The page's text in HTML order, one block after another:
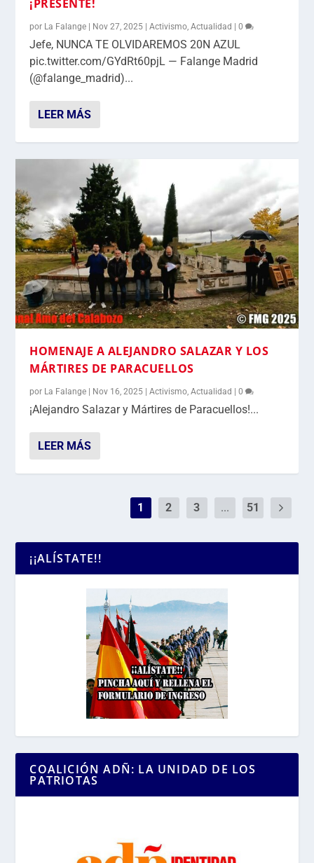
¡PRESENTE!
por La Falange Nov 27, 2025 |Activismo,Actualidad |0
Jefe, NUNCA TE OLVIDAREMOS 20N AZUL
pic.twitter.com/GYdRt60pjL — Falange Madrid
(@falange_madrid)...
LEER MÁS
HOMENAJE A ALEJANDRO SALAZAR Y LOS
MÁRTIRES DE PARACUELLOS
por La Falange Nov 16, 2025 |Activismo,Actualidad |0
¡Alejandro Salazar y Mártires de Paracuellos!...
LEER MÁS
1 2 3 ... 51
¡¡ALÍSTATE!!
COALICIÓN ADÑ: LA UNIDAD DE LOS
PATRIOTAS